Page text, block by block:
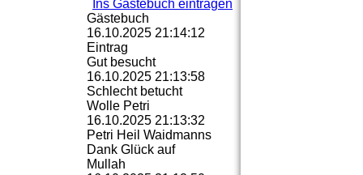
Ins Gästebuch eintragen
Gästebuch
16.10.2025 21:14:12
Eintrag
Gut besucht
16.10.2025 21:13:58
Schlecht betucht
Wolle Petri
16.10.2025 21:13:32
Petri Heil Waidmanns
Dank Glück auf
Mullah